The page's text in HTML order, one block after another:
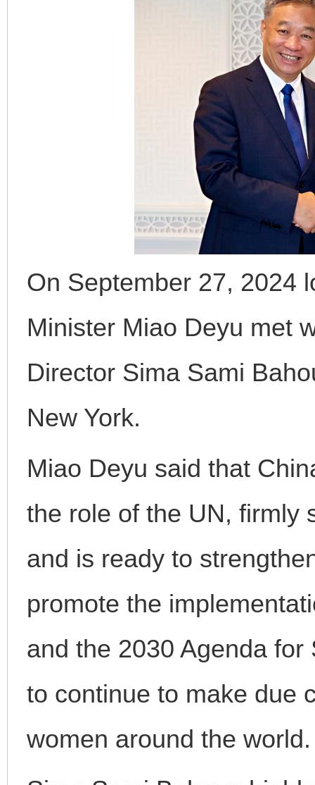
On September 27, 2024
Minister Miao Deyu met
Director Sima Sami
New York.
Miao Deyu said that
the role of the UN, firmly
and is ready to
promote the
and the 2030 Agenda
to continue to make due
women around the world.